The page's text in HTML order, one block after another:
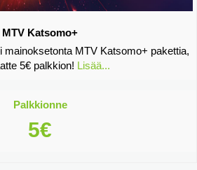
MTV Katsomo+
mainoksetonta MTV Katsomo+ pakettia,
5€ palkkion! Lisää...
Palkkionne
5€